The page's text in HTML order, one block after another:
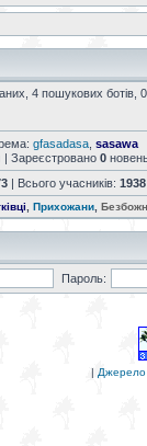
4 пошукових ботів,
gfasadasa sasawa
| Зареєстровано 0
| Всього учасників: 1938
Прихожани
Пароль:
| Джерело